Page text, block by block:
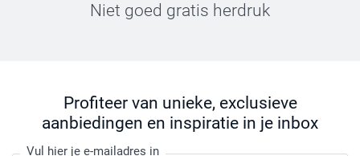
Niet goed gratis herdruk
Profiteer van unieke, exclusieve
aanbiedingen en inspiratie in je inbox
Vul hier je e-mailadres in